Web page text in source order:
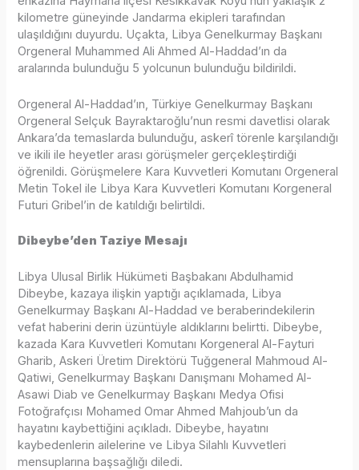
kilometre güneyinde Jandarma ekipleri tarafından
ulaşıldığını duyurdu. Uçakta, Libya Genelkurmay Başkanı
Orgeneral Muhammed Ali Ahmed Al-Haddad’ın da
aralarında bulunduğu 5 yolcunun bulunduğu bildirildi.
Orgeneral Al-Haddad’ın, Türkiye Genelkurmay Başkanı
Orgeneral Selçuk Bayraktaroğlu’nun resmi davetlisi olarak
Ankara’da temaslarda bulunduğu, askerî törenle karşılandığı
ve ikili ile heyetler arası görüşmeler gerçekleştirdiği
öğrenildi. Görüşmelere Kara Kuvvetleri Komutanı Orgeneral
Metin Tokel ile Libya Kara Kuvvetleri Komutanı Korgeneral
Futuri Gribel’in de katıldığı belirtildi.
Dibeybe’den Taziye Mesajı
Libya Ulusal Birlik Hükümeti Başbakanı Abdulhamid
Dibeybe, kazaya ilişkin yaptığı açıklamada, Libya
Genelkurmay Başkanı Al-Haddad ve beraberindekilerin
vefat haberini derin üzüntüyle aldıklarını belirtti. Dibeybe,
kazada Kara Kuvvetleri Komutanı Korgeneral Al-Fayturi
Gharib, Askeri Üretim Direktörü Tuğgeneral Mahmoud Al-
Qatiwi, Genelkurmay Başkanı Danışmanı Mohamed Al-
Asawi Diab ve Genelkurmay Başkanı Medya Ofisi
Fotoğrafçısı Mohamed Omar Ahmed Mahjoub’un da
hayatını kaybettiğini açıkladı. Dibeybe, hayatını
kaybedenlerin ailelerine ve Libya Silahlı Kuvvetleri
mensuplarına başsağlığı diledi.